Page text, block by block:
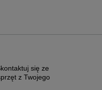
się ze
z Twojego